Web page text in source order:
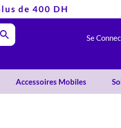
de 400 DH
Se
Accessoires Mobiles